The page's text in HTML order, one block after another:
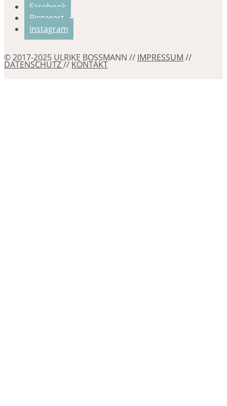
Facebook
Pinterest
Instagram
© 2017-2025 ULRIKE BOSSMANN // IMPRESSUM //
DATENSCHUTZ// KONTAKT